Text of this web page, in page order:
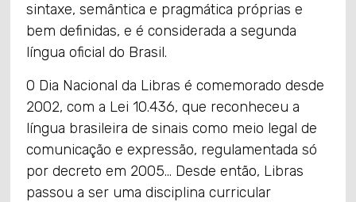
sintaxe, semântica e pragmática próprias e
bem definidas, e é considerada a segunda
língua oficial do Brasil.
O Dia Nacional da Libras é comemorado desde
2002, com a Lei 10.436, que reconheceu a
língua brasileira de sinais como meio legal de
comunicação e expressão, regulamentada só
por decreto em 2005… Desde então, Libras
passou a ser uma disciplina curricular